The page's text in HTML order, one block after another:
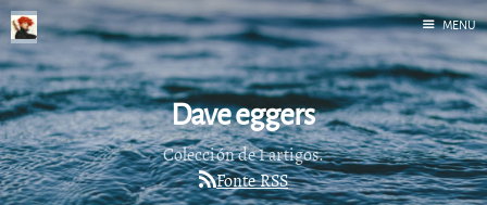
Inicio
Correr
Fediverso
Libros
MENU
Dave eggers
Colección de 1 artigos.
Fonte RSS